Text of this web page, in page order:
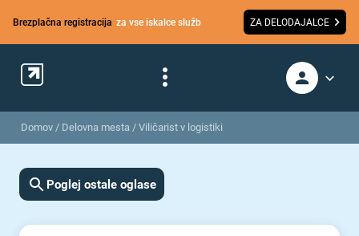
Brezplačna registracija za vse iskalce služb ZA DELODAJALCE
Domov / Delovna mesta / Viličarist v logistiki
Poglej ostale oglase